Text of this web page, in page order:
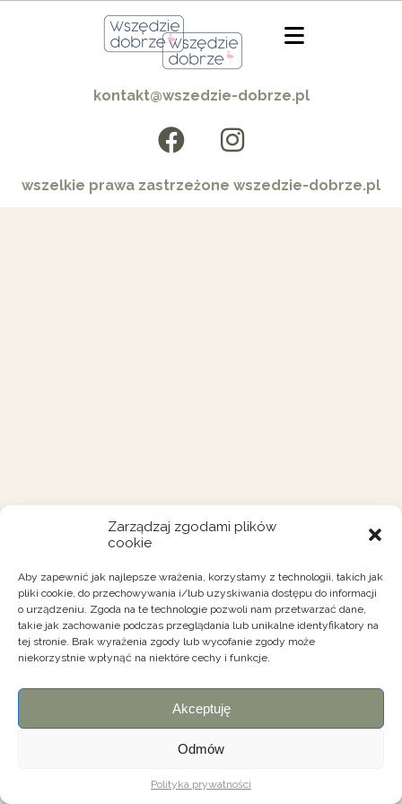
Zarządzaj zgodami plików
cookie
Aby zapewnić jak najlepsze wrażenia, korzystamy z technologii, takich jak
pliki cookie, do przechowywania i/lub uzyskiwania dostępu do informacji
o urządzeniu. Zgoda na te technologie pozwoli nam przetwarzać dane,
takie jak zachowanie podczas przeglądania lub unikalne identyfikatory na
tej stronie. Brak wyrażenia zgody lub wycofanie zgody może
niekorzystnie wpłynąć na niektóre cechy i funkcje.
Akceptuję
Odmów
Polityka prywatności
kontakt@wszedzie-dobrze.pl
wszelkie prawa zastrzeżone wszedzie-dobrze.pl